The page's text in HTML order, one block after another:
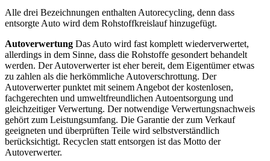
Alle drei Bezeichnungen enthalten Autorecycling, denn dass
entsorgte Auto wird dem Rohstoffkreislauf hinzugefügt.
Autoverwertung Das Auto wird fast komplett wiederverwertet,
allerdings in dem Sinne, dass die Rohstoffe gesondert behandelt
werden. Der Autoverwerter ist eher bereit, dem Eigentümer etwas
zu zahlen als die herkömmliche Autoverschrottung. Der
Autoverwerter punktet mit seinem Angebot der kostenlosen,
fachgerechten und umweltfreundlichen Autoentsorgung und
gleichzeitiger Verwertung. Der notwendige Verwertungsnachweis
gehört zum Leistungsumfang. Die Garantie der zum Verkauf
geeigneten und überprüften Teile wird selbstverständlich
berücksichtigt. Recyclen statt entsorgen ist das Motto der
Autoverwerter.